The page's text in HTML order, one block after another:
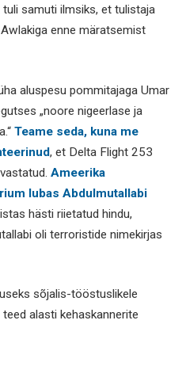
samuti ilmsiks, et tulistaja
enne märatsemist
aluspesu pommitajaga Umar
„noore nigeerlase ja
Teame seda, kuna me
, et Delta Flight 253
Ameerika
lubas Abdulmutallabi
hästi riietatud hindu,
oli terroristide nimekirjas
sõjalis-tööstuslikele
alasti kehaskannerite